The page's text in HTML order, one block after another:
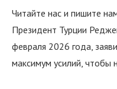
Читайте нас и пишите
Президент Турции
февраля 2026 года,
максимум усилий, чтобы